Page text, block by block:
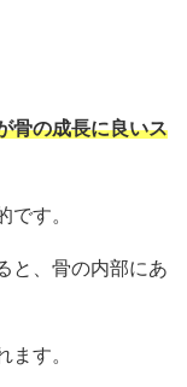
骨の成長に良いス
です。
と、骨の内部にあ
ます。